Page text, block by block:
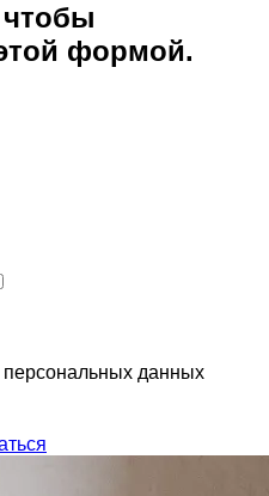
чтобы
формой.
персональных данных